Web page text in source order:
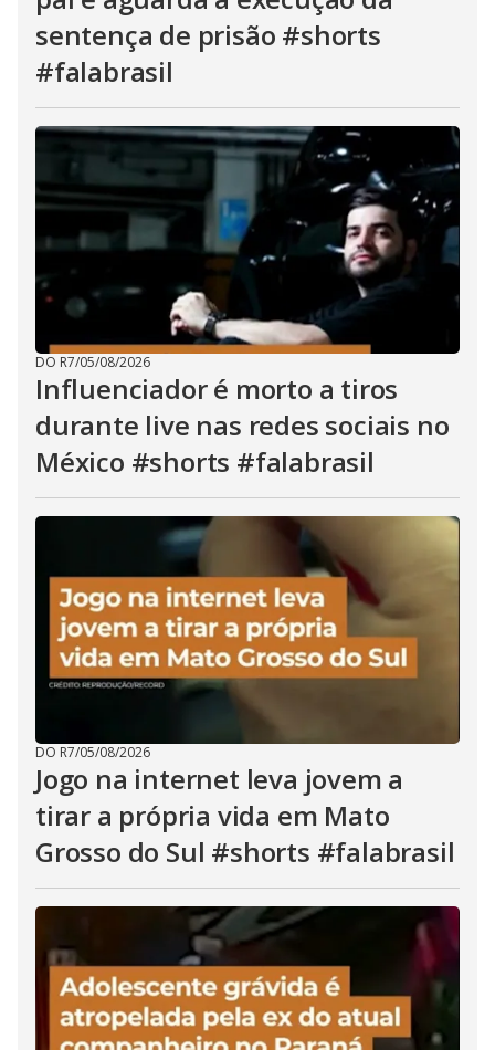
sentença de prisão #shorts
#falabrasil
DO R7/05/08/2026
Influenciador é morto a tiros
durante live nas redes sociais no
México #shorts #falabrasil
DO R7/05/08/2026
Jogo na internet leva jovem a
tirar a própria vida em Mato
Grosso do Sul #shorts #falabrasil